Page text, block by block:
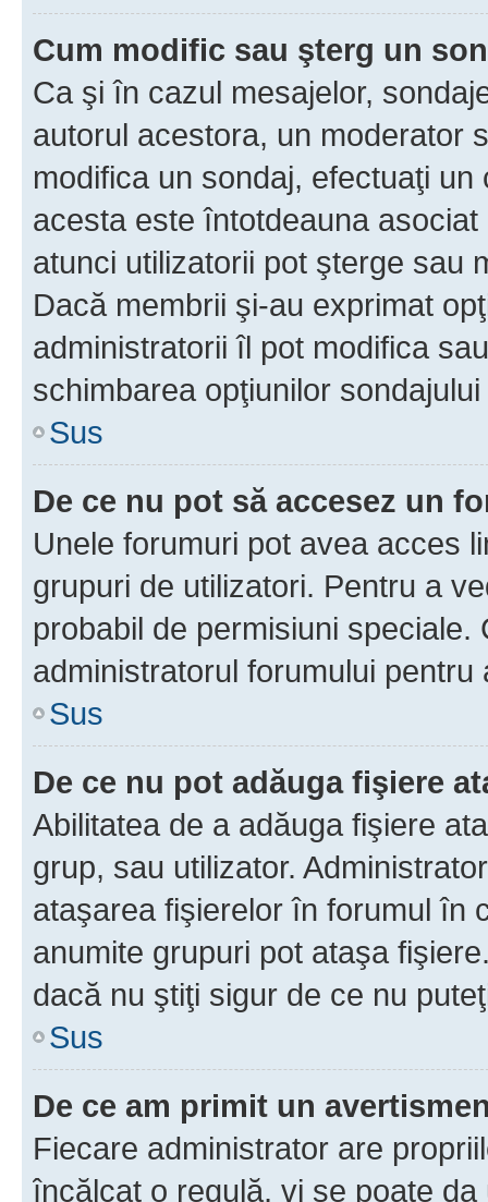
Cum modific sau şterg un
Ca şi în cazul mesajelor,
autorul acestora, un moderator
modifica un sondaj, efectuaţi
acesta este întotdeauna
atunci utilizatorii pot şterge sau
Dacă membrii şi-au exprimat
administratorii îl pot modifica
schimbarea opţiunilor
Sus
De ce nu pot să accesez un
Unele forumuri pot avea acces
grupuri de utilizatori. Pentru a
probabil de permisiuni
administratorul forumului pentru
Sus
De ce nu pot adăuga fişiere
Abilitatea de a adăuga fişiere
grup, sau utilizator.
ataşarea fişierelor în forumul în
anumite grupuri pot ataşa
dacă nu ştiţi sigur de ce nu
Sus
De ce am primit un
Fiecare administrator are
încălcat o regulă, vi se poate